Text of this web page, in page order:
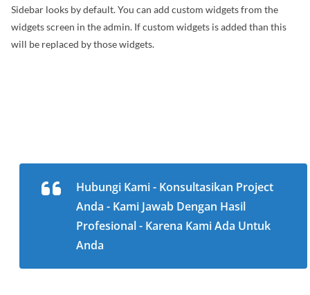
Sidebar looks by default. You can add custom widgets from the
widgets screen in the admin. If custom widgets is added than this
will be replaced by those widgets.
Hubungi Kami - Konsultasikan Project
Anda - Kami Jawab Dengan Hasil
Profesional - Karena Kami Ada Untuk
Anda